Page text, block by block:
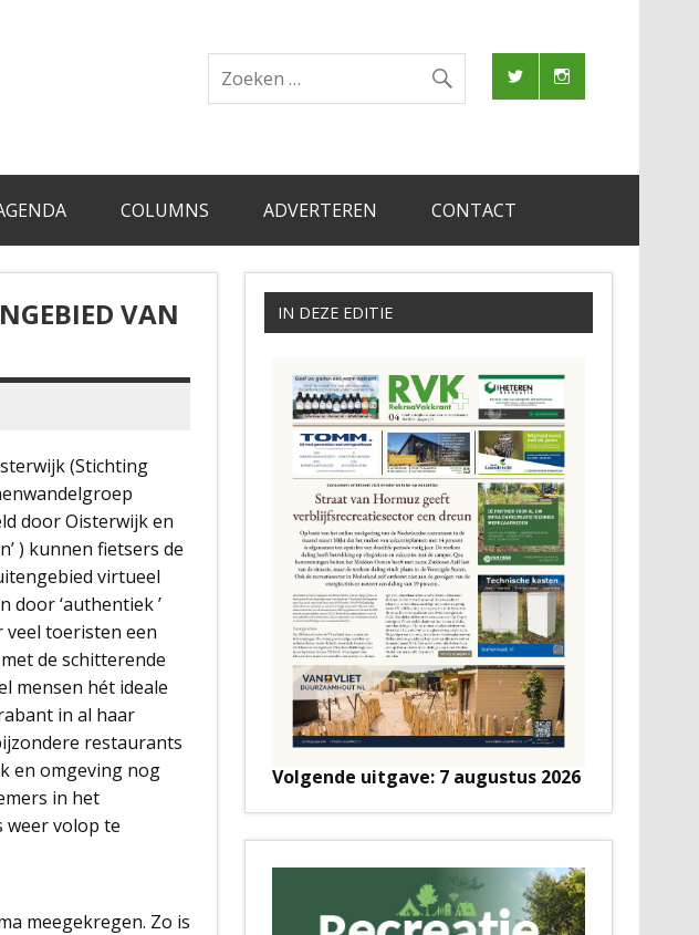
COLUMNS ADVERTEREN CONTACT
VAN
(Stichting
door Oisterwijk en
) kunnen fietsers de
virtueel
door ‘authentiek ’
veel toeristen een
de schitterende
mensen hét ideale
in al haar
restaurants
en omgeving nog
in het
weer volop te
meegekregen. Zo is
IN DEZE EDITIE
Volgende uitgave: 7 augustus 2026